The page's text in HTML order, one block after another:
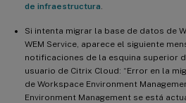
de infraestructura
Si intenta migrar la base de datos de
WEM Service, aparece el siguiente
notificaciones de la esquina superior
usuario de Citrix Cloud: “Error en la
de Workspace Environment
Environment Management se está